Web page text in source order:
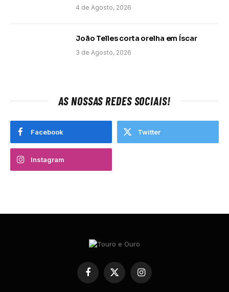
4 de Agosto, 2026
João Telles corta orelha em Íscar
3 de Agosto, 2026
AS NOSSAS REDES SOCIAIS!
Facebook Twitter
Instagram
Facebook
X
(Twitter)
Instagram